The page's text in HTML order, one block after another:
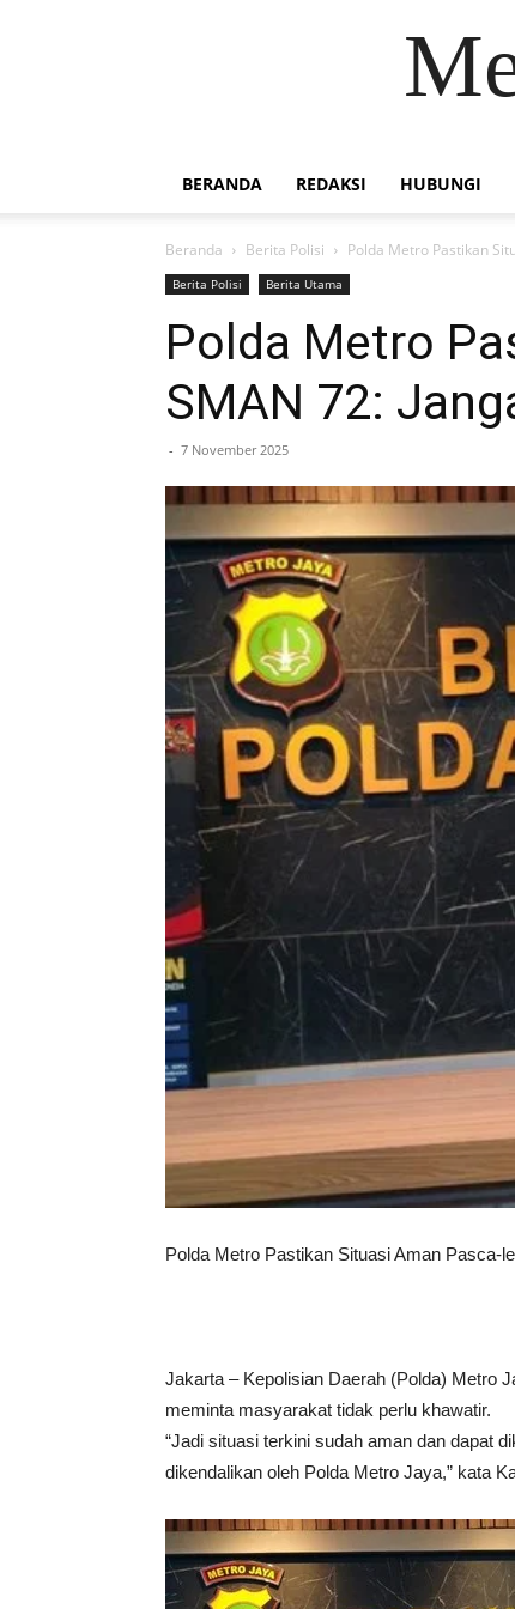
BERANDA REDAKSI HUBUNGI
Beranda Berita Polisi Polda Metro Pastikan
Berita Polisi Berita Utama
Polda Metro
SMAN 72:
- 7 November 2025
Polda Metro Pastikan Situasi Aman Pasca-
Jakarta – Kepolisian Daerah (Polda) Metro
meminta masyarakat tidak perlu khawatir.
“Jadi situasi terkini sudah aman dan dapat
dikendalikan oleh Polda Metro Jaya,” kata